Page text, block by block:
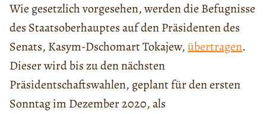
Wie gesetzlich vorgesehen, werden die Befugnisse
des Staatsoberhauptes auf den Präsidenten des
Senats, Kasym-Dschomart Tokajew,übertragen.
Dieser wird bis zu den nächsten
Präsidentschaftswahlen, geplant für den ersten
Sonntag im Dezember 2020, als